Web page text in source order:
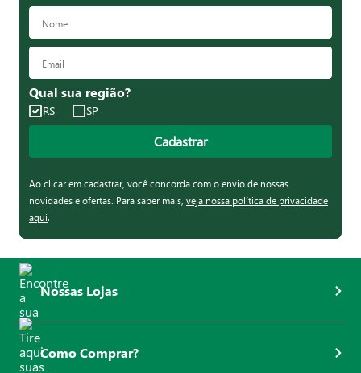
Qual sua região?
RS SP
Cadastrar
Ao clicar em cadastrar, você concorda com o envio de nossas
novidades e ofertas. Para saber mais, veja nossa política de privacidade
aqui.
Nossas Lojas
Como Comprar?